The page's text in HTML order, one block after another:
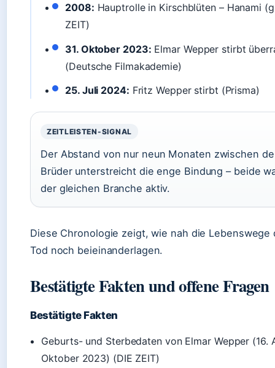
2008: Hauptrolle in Kirschblüten – Hanami
ZEIT)
31. Oktober 2023: Elmar Wepper stirbt
(Deutsche Filmakademie)
25. Juli 2024: Fritz Wepper stirbt (Prisma)
ZEITLEISTEN-SIGNAL
Der Abstand von nur neun Monaten zwischen
Brüder unterstreicht die enge Bindung – beide
der gleichen Branche aktiv.
Diese Chronologie zeigt, wie nah die Lebenswege
Tod noch beieinanderlagen.
Bestätigte Fakten und offene Fragen
Bestätigte Fakten
Geburts- und Sterbedaten von Elmar Wepper (16.
Oktober 2023) (DIE ZEIT)